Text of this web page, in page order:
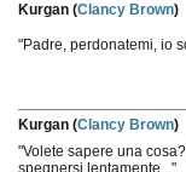
Kurgan (Clancy Brown)
"Padre, perdonatemi, io
Kurgan (Clancy Brown)
"Volete sapere una
spegnersi lentamente..."